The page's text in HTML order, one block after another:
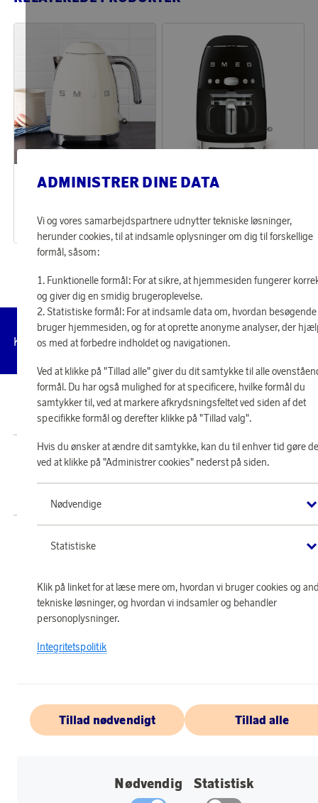
Smeg
Optjen 1 336 point
55 630 point
1 335 kr
Smeg
Optjen 1 836 point
76 500 point
1 836 kr
ADMINISTRER DINE DATA
Vi og vores samarbejdspartnere udnytter tekniske løsninger,
herunder cookies, til at indsamle oplysninger om dig til forskellige
formål, såsom:
Funktionelle formål: For at sikre, at hjemmesiden fungerer
og giver dig en smidig brugeroplevelse.
Statistiske formål: For at indsamle data om, hvordan besøgende
bruger hjemmesiden, og for at oprette anonyme analyser, der
os med at forbedre indholdet og navigationen.
Ved at klikke på "Tillad alle" giver du dit samtykke til alle
formål. Du har også mulighed for at specificere, hvilke formål du
samtykker til, ved at markere afkrydsningsfeltet ved siden af det
specifikke formål og derefter klikke på "Tillad valg".
Hvis du ønsker at ændre dit samtykke, kan du til enhver tid gøre
ved at klikke på "Administrer cookies" nederst på siden.
Nødvendige
Statistiske
Klik på linket for at læse mere om, hvordan vi bruger cookies og
tekniske løsninger, og hvordan vi indsamler og behandler
personoplysninger.
Integritetspolitik
Tillad nødvendigt Tillad alle
Nødvendig Statistisk
Kundeservice Vilkår Privatlivspolitik
Administrer
© 2026 Scandinavian Airlines System-Denmark-Norway-Sweden, org.nr
902001-7720, 195 87 Stockholm
Butik SAS EuroBonus drives af Crossroads Loyalty Solutions ApS (Park Allé
295, 2., 2605 Brøndby).
Copyright © 2026 Crossroads Loyalty Solutions ApS. Alle rettigheder